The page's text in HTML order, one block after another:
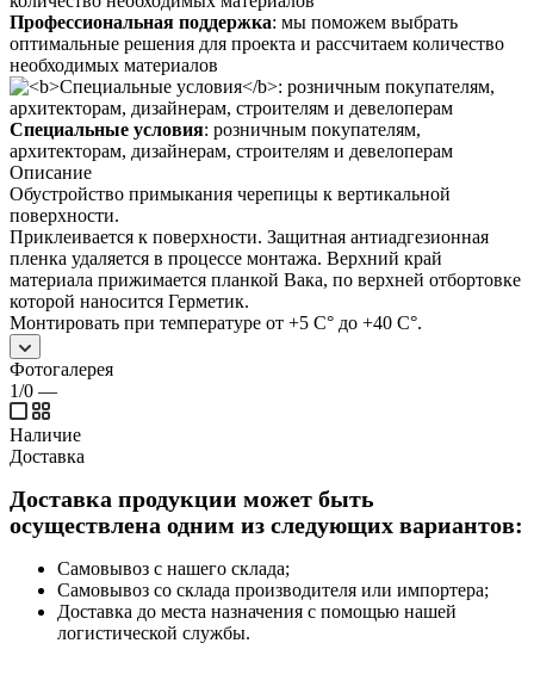
Профессиональная поддержка: мы поможем выбрать
оптимальные решения для проекта и рассчитаем количество
необходимых материалов
Специальные условия: розничным покупателям,
архитекторам, дизайнерам, строителям и девелоперам
Описание
Обустройство примыкания черепицы к вертикальной
поверхности.
Приклеивается к поверхности. Защитная антиадгезионная
пленка удаляется в процессе монтажа. Верхний край
материала прижимается планкой Вака, по верхней отбортовке
которой наносится Герметик.
Монтировать при температуре от +5 С° до +40 С°.
Фотогалерея
1/0 —
Наличие
Доставка
Доставка продукции может быть
осуществлена одним из следующих вариантов:
Самовывоз с нашего склада;
Самовывоз со склада производителя или импортера;
Доставка до места назначения с помощью нашей
логистической службы.